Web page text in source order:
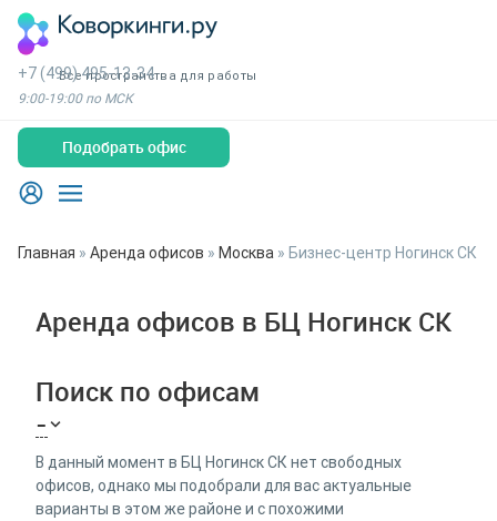
Все пространства для работы
+7 (499) 495-13-34
9:00-19:00 по МСК
Подобрать офис
Главная » Аренда офисов » Москва » Бизнес-центр Ногинск СК
Аренда офисов в БЦ Ногинск СК
Поиск по офисам
-
В данный момент в БЦ Ногинск СК нет свободных
офисов, однако мы подобрали для вас актуальные
варианты в этом же районе и с похожими